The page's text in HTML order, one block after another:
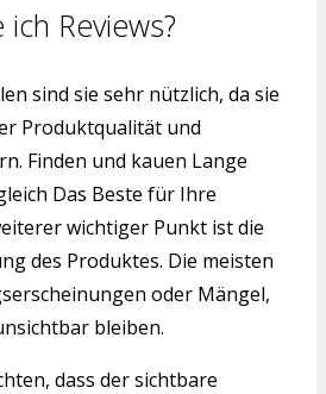
Reviews?
sind sie sehr nützlich, da sie
Produktqualität und
Finden und kauen Lange
Das Beste für Ihre
wichtiger Punkt ist die
des Produktes. Die meisten
oder Mängel,
bleiben.
dass der sichtbare